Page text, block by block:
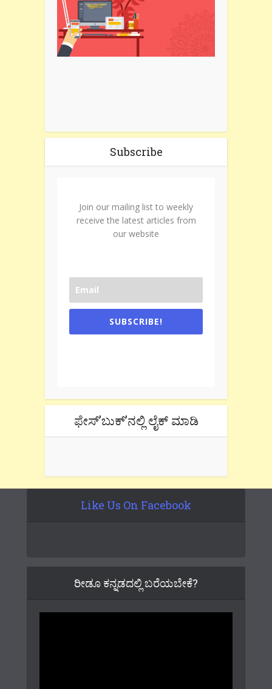
Subscribe
Join our mailing list to weekly
receive the latest articles from
our website
SUBSCRIBE!
ಫೇಸ್’ಬುಕ್’ನಲ್ಲಿ ಲೈಕ್ ಮಾಡಿ
Like Us On Facebook
ರೀಡೂ ಕನ್ನಡದಲ್ಲಿ ಬರೆಯಬೇಕೆ?